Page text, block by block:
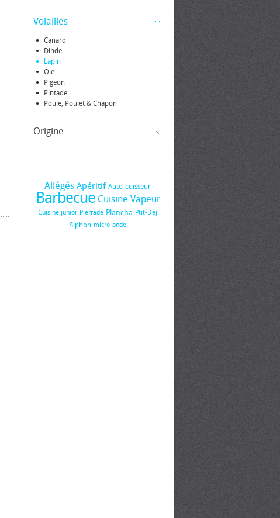
Volailles
Canard
Dinde
Lapin
Oie
Pigeon
Pintade
Poule, Poulet & Chapon
Origine
Allégés Apéritif Auto-cuisseur
Barbecue Cuisine Vapeur
Cuisine junior Pierrade Plancha Ptit-Dej
Siphon micro-onde